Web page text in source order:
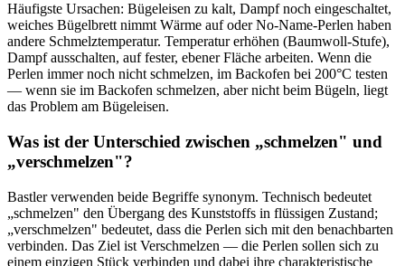
Häufigste Ursachen: Bügeleisen zu kalt, Dampf noch eingeschaltet,
weiches Bügelbrett nimmt Wärme auf oder No-Name-Perlen haben
andere Schmelztemperatur. Temperatur erhöhen (Baumwoll-Stufe),
Dampf ausschalten, auf fester, ebener Fläche arbeiten. Wenn die
Perlen immer noch nicht schmelzen, im Backofen bei 200°C testen
— wenn sie im Backofen schmelzen, aber nicht beim Bügeln, liegt
das Problem am Bügeleisen.
Was ist der Unterschied zwischen „schmelzen" und
„verschmelzen"?
Bastler verwenden beide Begriffe synonym. Technisch bedeutet
„schmelzen" den Übergang des Kunststoffs in flüssigen Zustand;
„verschmelzen" bedeutet, dass die Perlen sich mit den benachbarten
verbinden. Das Ziel ist Verschmelzen — die Perlen sollen sich zu
einem einzigen Stück verbinden und dabei ihre charakteristische